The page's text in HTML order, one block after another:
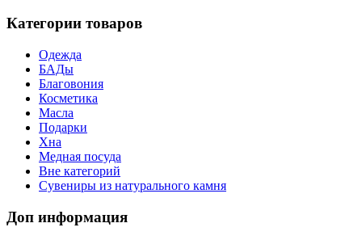
Категории товаров
Одежда
БАДы
Благовония
Косметика
Масла
Подарки
Хна
Медная посуда
Вне категорий
Сувениры из натурального камня
Доп информация